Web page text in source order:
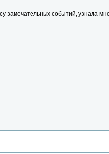
замечательных событий, узнала